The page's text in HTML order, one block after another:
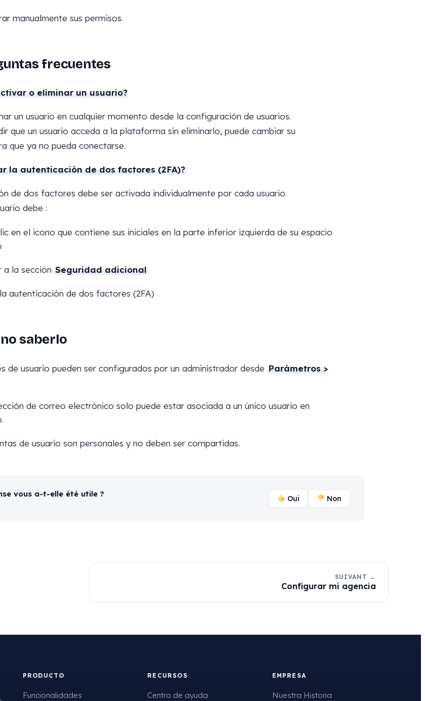
manualmente sus permisos.
frecuentes
o eliminar un usuario?
un usuario en cualquier momento desde la configuración de usuarios.
que un usuario acceda a la plataforma sin eliminarlo, puede cambiar su
que ya no pueda conectarse.
la autenticación de dos factores (2FA)?
de dos factores debe ser activada individualmente por cada usuario.
debe :
en el icono que contiene sus iniciales en la parte inferior izquierda de su espacio
a la sección Seguridad adicional
autenticación de dos factores (2FA)
saberlo
de usuario pueden ser configurados por un administrador desde Parámetros >
de correo electrónico solo puede estar asociada a un único usuario en
de usuario son personales y no deben ser compartidas.
vous a-t-elle été utile ? Oui Non
SUIVANT →
Configurar mi agencia
PRODUCTO
Funcionalidades
RECURSOS
Centro de ayuda
EMPRESA
Nuestra Historia